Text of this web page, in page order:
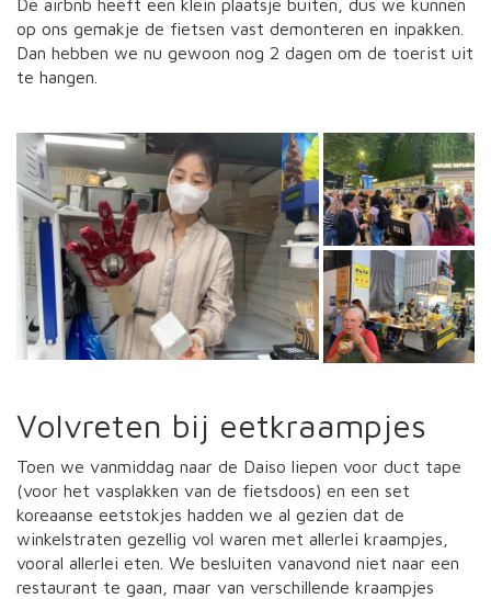
De airbnb heeft een klein plaatsje buiten, dus we kunnen
op ons gemakje de fietsen vast demonteren en inpakken.
Dan hebben we nu gewoon nog 2 dagen om de toerist uit
te hangen.
Volvreten bij eetkraampjes
Toen we vanmiddag naar de Daiso liepen voor duct tape
(voor het vasplakken van de fietsdoos) en een set
koreaanse eetstokjes hadden we al gezien dat de
winkelstraten gezellig vol waren met allerlei kraampjes,
vooral allerlei eten. We besluiten vanavond niet naar een
restaurant te gaan, maar van verschillende kraampjes